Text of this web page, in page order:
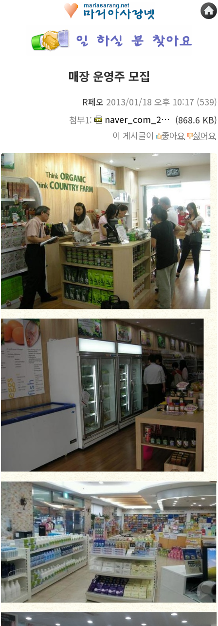
매장 운영주 모집
R페오 2013/01/18 오후 10:17 (539)
첨부1:
naver_com_20130110_010229.jpg (868.6 KB)
이 게시글이
좋아요 싫어요